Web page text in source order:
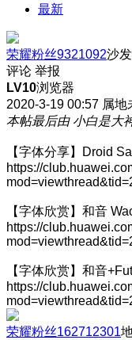
最新
荣耀粉丝9321092沙发
评论 举报
LV10浏览器
2020-3-19 00:57 属地
本帖最后由 小白是大
【字体分享】Droid
https://
【字体欣赏】和音
https://
【字体欣赏】和音
https://
荣耀粉丝162712301